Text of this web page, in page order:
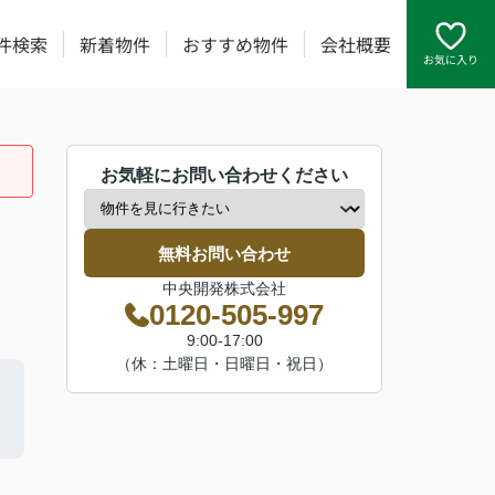
検索 新着物件 おすすめ物件 会社概要
お気に入り
お気軽にお問い合わせください
無料お問い合わせ
中央開発株式会社
0120-505-997
9:00-17:00
（休：土曜日・日曜日・祝日）